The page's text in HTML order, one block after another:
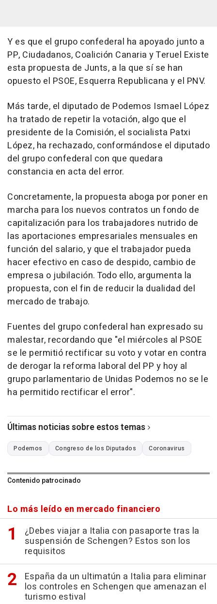
Y es que el grupo confederal ha apoyado junto a
PP, Ciudadanos, Coalición Canaria y Teruel Existe
esta propuesta de Junts, a la que sí se han
opuesto el PSOE, Esquerra Republicana y el PNV.
Más tarde, el diputado de Podemos Ismael López
ha tratado de repetir la votación, algo que el
presidente de la Comisión, el socialista Patxi
López, ha rechazado, conformándose el diputado
del grupo confederal con que quedara
constancia en acta del error.
Concretamente, la propuesta aboga por poner en
marcha para los nuevos contratos un fondo de
capitalización para los trabajadores nutrido de
las aportaciones empresariales mensuales en
función del salario, y que el trabajador pueda
hacer efectivo en caso de despido, cambio de
empresa o jubilación. Todo ello, argumenta la
propuesta, con el fin de reducir la dualidad del
mercado de trabajo.
Fuentes del grupo confederal han expresado su
malestar, recordando que "el miércoles al PSOE
se le permitió rectificar su voto y votar en contra
de derogar la reforma laboral del PP y hoy al
grupo parlamentario de Unidas Podemos no se le
ha permitido rectificar el error".
Últimas noticias sobre estos temas
Podemos Congreso de los Diputados Coronavirus
Contenido patrocinado
Lo más leído en mercado financiero
¿Debes viajar a Italia con pasaporte tras la
suspensión de Schengen? Estos son los
requisitos
España da un ultimatún a Italia para eliminar
los controles en Schengen que amenazan el
turismo estival